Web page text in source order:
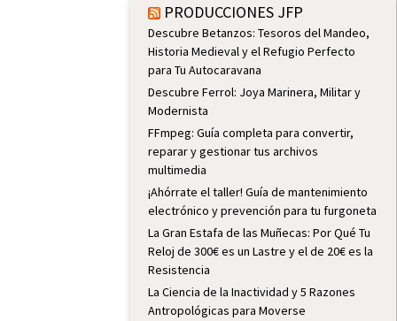
PRODUCCIONES JFP
Descubre Betanzos: Tesoros del Mandeo,
Historia Medieval y el Refugio Perfecto
para Tu Autocaravana
Descubre Ferrol: Joya Marinera, Militar y
Modernista
FFmpeg: Guía completa para convertir,
reparar y gestionar tus archivos
multimedia
¡Ahórrate el taller! Guía de mantenimiento
electrónico y prevención para tu furgoneta
La Gran Estafa de las Muñecas: Por Qué Tu
Reloj de 300€ es un Lastre y el de 20€ es la
Resistencia
La Ciencia de la Inactividad y 5 Razones
Antropológicas para Moverse